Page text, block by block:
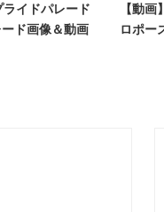
イドパレード
ド画像＆動画
【動
ロポー